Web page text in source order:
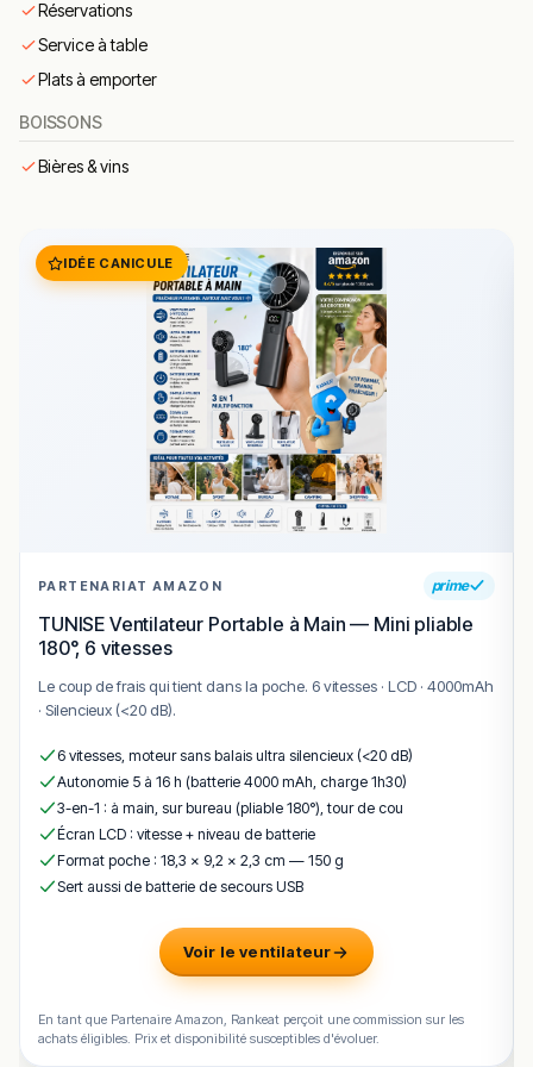
magret de canard
accompagnement et sauce maison.
risotto– risotto crémeux parfois accompagné de
produits de saison comme les Saint-Jacques.
tiramisu– dessert gourmand souvent proposé
pour terminer le repas.
A TABLE s’impose comme une adresse appréciée à
Richemont pour découvrir une cuisine française simple
et bien exécutée.
La qualité des produits et l’accueil chaleureux
contribuent à créer une expérience culinaire agréable
pour les habitués comme pour les visiteurs.
Entre recettes traditionnelles, ambiance conviviale et
service attentif, ce restaurant constitue une belle option
pour un repas gourmand en Moselle.
Cette description peut contenir des erreurs, n'hésitez pas à
nous aider en vous rendant sur :Améliorer la fiche de cet
établissement
Réservations
Service à table
Plats à emporter
BOISSONS
Bières & vins
IDÉE CANICULE
PARTENARIAT AMAZON prime
TUNISE Ventilateur Portable à Main — Mini pliable
180°, 6 vitesses
Le coup de frais qui tient dans la poche. 6 vitesses · LCD · 4000mAh
· Silencieux (<20 dB).
6 vitesses, moteur sans balais ultra silencieux (<20 dB)
Autonomie 5 à 16 h (batterie 4000 mAh, charge 1h30)
3-en-1 : à main, sur bureau (pliable 180°), tour de cou
Écran LCD : vitesse + niveau de batterie
Format poche : 18,3 × 9,2 × 2,3 cm — 150 g
Sert aussi de batterie de secours USB
Voir le ventilateur
En tant que Partenaire Amazon, Rankeat perçoit une commission sur les
achats éligibles. Prix et disponibilité susceptibles d'évoluer.